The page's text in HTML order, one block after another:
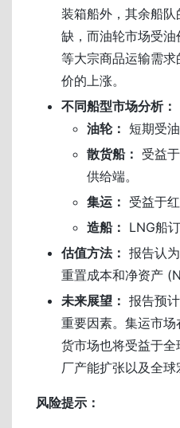
装箱船外，其余船
缺，而油轮市场受
等大宗商品运输需
价的上涨。
不同船型市场分析：
油轮： 短期受
散货船： 受益
供给端。
集运： 受益于
造船： LNG船
估值方法： 报告认
重置成本和净资产
未来展望： 报告预
重要因素。集运市
货市场也将受益于
厂产能扩张以及全球
风险提示：